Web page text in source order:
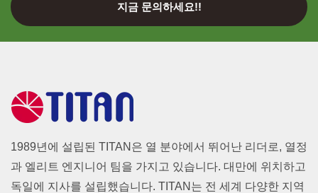
지금 문의하세요!!
1989년에 설립된 TITAN은 열 분야에서 뛰어난 리더로, 열정
과 엘리트 엔지니어 팀을 가지고 있습니다. 대만에 위치하고
독일에 지사를 설립했습니다. TITAN는 전 세계 다양한 지역